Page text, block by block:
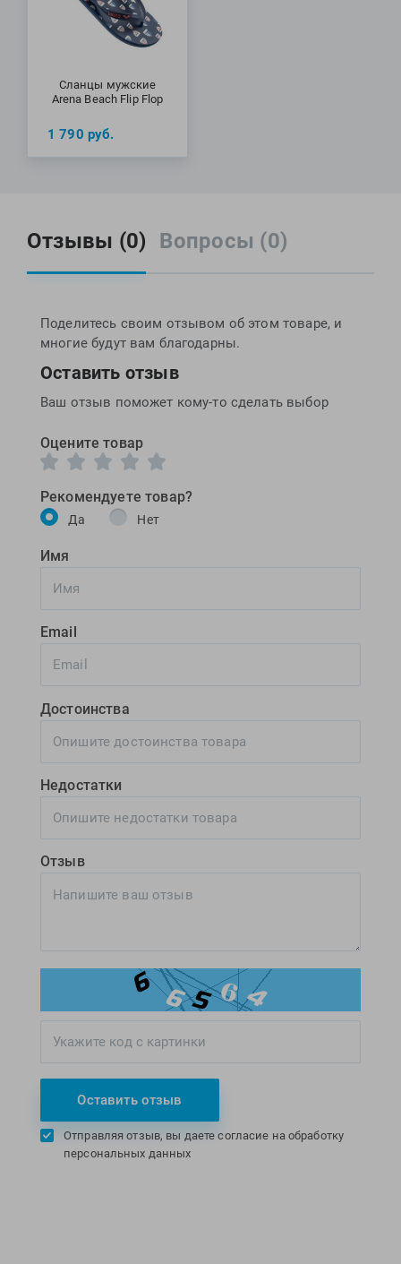
Сланцы мужские
Arena Beach Flip Flop
1 790 руб.
Отзывы (0) Вопросы (0)
Поделитесь своим отзывом об этом товаре, и
многие будут вам благодарны.
Оставить отзыв
Ваш отзыв поможет кому-то сделать выбор
Оцените товар
Рекомендуете товар?
Да Нет
Имя
Email
Достоинства
Недостатки
Отзыв
Оставить отзыв
Отправляя отзыв, вы даете согласие на обработку
персональных данных